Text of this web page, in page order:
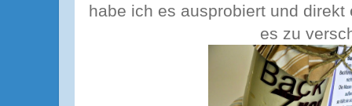
habe ich es ausprobiert und
es zu